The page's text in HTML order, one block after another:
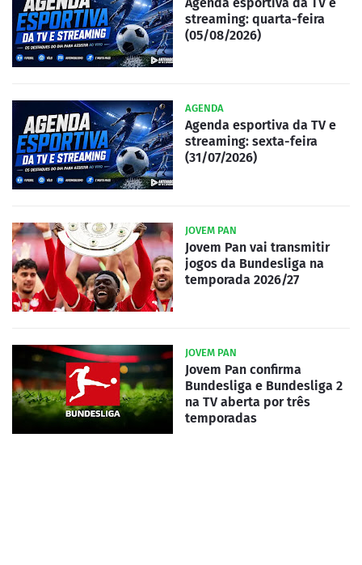
streaming: quarta-feira
(05/08/2026)
AGENDA
Agenda esportiva da TV e
streaming: sexta-feira
(31/07/2026)
JOVEM PAN
Jovem Pan vai transmitir
jogos da Bundesliga na
temporada 2026/27
JOVEM PAN
Jovem Pan confirma
Bundesliga e Bundesliga 2
na TV aberta por três
temporadas